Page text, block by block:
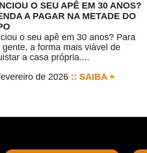
O SEU APÊ EM 30 ANOS?
A PAGAR NA METADE DO
o seu apê em 30 anos? Para
gente, a forma mais viável de
a casa própria....
de 2026:: SAIBA +